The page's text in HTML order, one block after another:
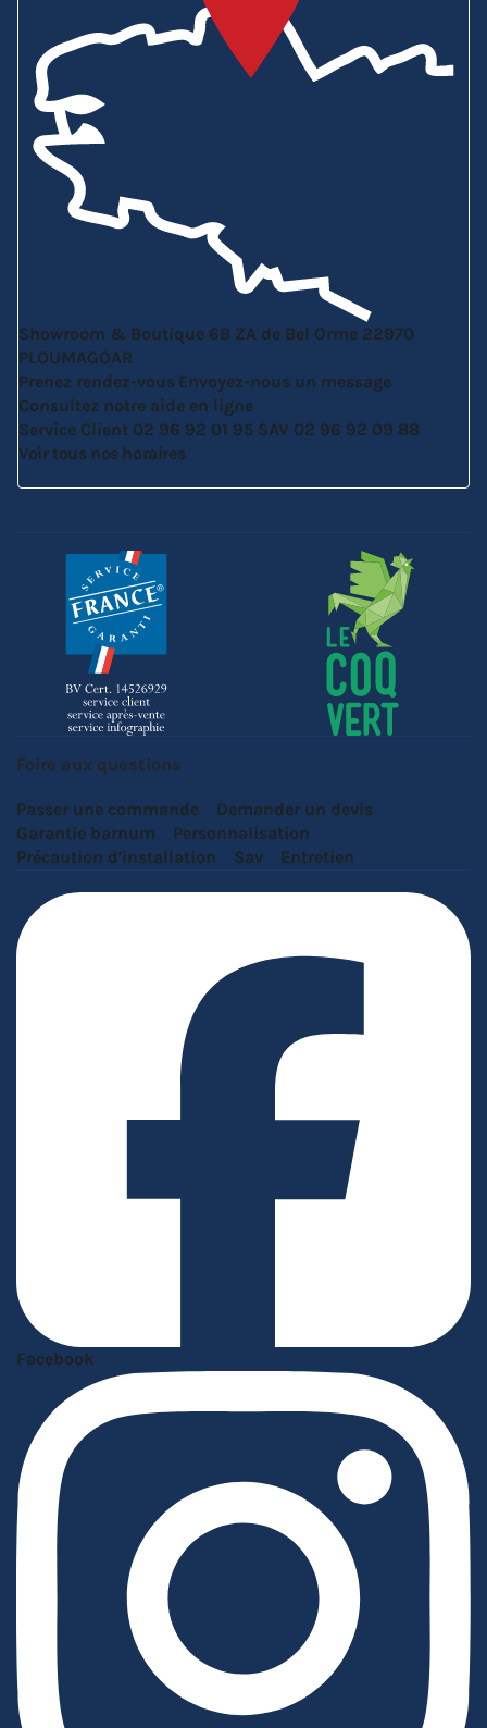
Showroom & Boutique 6B ZA de Bel Orme 22970
PLOUMAGOAR
Prenez rendez-vous Envoyez-nous un message
Consultez notre aide en ligne
Service Client 02 96 92 01 95 SAV 02 96 92 09 88
Voir tous nos horaires
Foire aux questions
Passer une commande
Demander un devis
Garantie barnum
Personnalisation
Précaution d'installation
Sav Entretien
Facebook